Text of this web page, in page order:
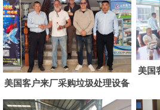
美国客户来厂采购垃圾处理设备
美国